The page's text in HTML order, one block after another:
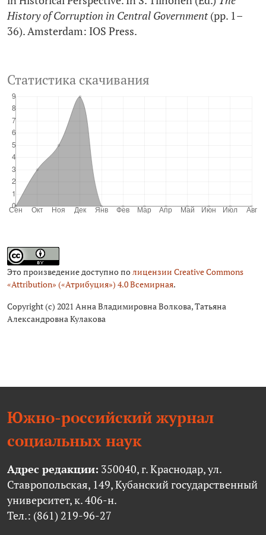
Это произведение доступно полицензии Creative Commons
«Attribution» («Атрибуция») 4.0 Всемирная.
Copyright (c) 2021 Анна Владимировна Волкова, Татьяна
Александровна Кулакова
History of Corruption in Central Government(pp. 1–
36). Amsterdam: IOS Press.
Статистика скачивания
Южно-российский журнал
социальных наук
Адрес редакции: 350040, г. Краснодар, ул.
Ставропольская, 149, Кубанский государственный
университет, к. 406-н.
Тел.: (861) 219-96-27